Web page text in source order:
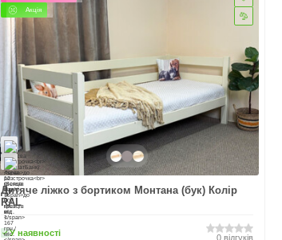
Акція
Дитяче ліжко з бортиком Монтана (бук) Колір
RAL
У наявності 0 відгуків